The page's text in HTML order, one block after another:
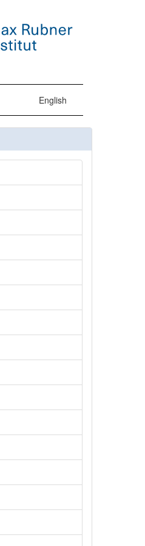
English